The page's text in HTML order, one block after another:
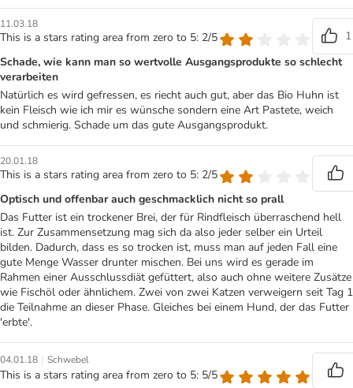
11.03.18
This is a stars rating area from zero to 5: 2/5
1
Schade, wie kann man so wertvolle Ausgangsprodukte so schlecht
verarbeiten
Natürlich es wird gefressen, es riecht auch gut, aber das Bio Huhn ist
kein Fleisch wie ich mir es wünsche sondern eine Art Pastete, weich
und schmierig. Schade um das gute Ausgangsprodukt.
20.01.18
This is a stars rating area from zero to 5: 2/5
Optisch und offenbar auch geschmacklich nicht so prall
Das Futter ist ein trockener Brei, der für Rindfleisch überraschend hell
ist. Zur Zusammensetzung mag sich da also jeder selber ein Urteil
bilden. Dadurch, dass es so trocken ist, muss man auf jeden Fall eine
gute Menge Wasser drunter mischen. Bei uns wird es gerade im
Rahmen einer Ausschlussdiät gefüttert, also auch ohne weitere Zusätze
wie Fischöl oder ähnlichem. Zwei von zwei Katzen verweigern seit Tag 1
die Teilnahme an dieser Phase. Gleiches bei einem Hund, der das Futter
'erbte'.
04.01.18 | Schwebel
This is a stars rating area from zero to 5: 5/5